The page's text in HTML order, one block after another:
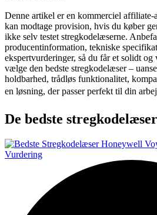
Denne artikel er en kommerciel
kan modtage provision, hvis du køber
ikke selv testet stregkodelæserne.
producentinformation, tekniske
ekspertvurderinger, så du får et solidt
vælge den bedste stregkodelæser –
holdbarhed, trådløs funktionalitet,
en løsning, der passer perfekt til din
De bedste
Vurdering